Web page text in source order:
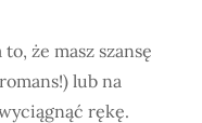
że masz szansę
lub na
rękę.